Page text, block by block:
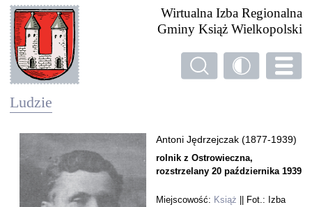
Wirtualna Izba Regionalna
Gminy Książ Wielkopolski
Ludzie
Antoni Jędrzejczak (1877-1939)
rolnik z Ostrowieczna,
rozstrzelany 20 października 1939
Miejscowość: Książ || Fot.: Izba